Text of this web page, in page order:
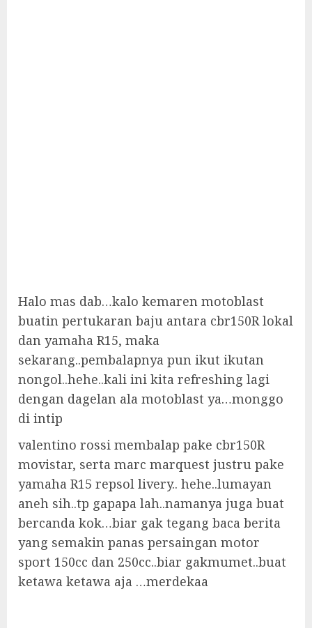
Halo mas dab…kalo kemaren motoblast
buatin pertukaran baju antara cbr150R lokal
dan yamaha R15, maka
sekarang..pembalapnya pun ikut ikutan
nongol..hehe..kali ini kita refreshing lagi
dengan dagelan ala motoblast ya…monggo
di intip
valentino rossi membalap pake cbr150R
movistar, serta marc marquest justru pake
yamaha R15 repsol livery.. hehe..lumayan
aneh sih..tp gapapa lah..namanya juga buat
bercanda kok…biar gak tegang baca berita
yang semakin panas persaingan motor
sport 150cc dan 250cc..biar gakmumet..buat
ketawa ketawa aja …merdekaa